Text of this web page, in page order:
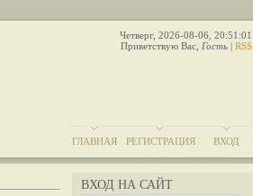
Четверг, 2026-08-06, 20:51:01
Приветствую Вас Гость | RSS
ГЛАВНАЯ РЕГИСТРАЦИЯ ВХОД
ВХОД НА САЙТ